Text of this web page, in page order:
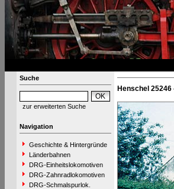
Suche
zur erweiterten Suche
Navigation
Geschichte & Hintergründe
Länderbahnen
DRG-Einheitslokomotiven
DRG-Zahnradlokomotiven
DRG-Schmalspurlok.
Henschel